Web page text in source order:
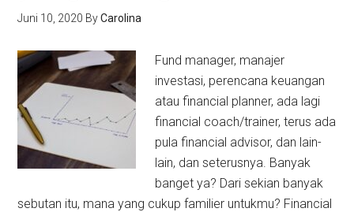
Juni 10, 2020 ByCarolina
Fund manager, manajer
investasi, perencana keuangan
atau financial planner, ada lagi
financial coach/trainer, terus ada
pula financial advisor, dan lain-
lain, dan seterusnya. Banyak
banget ya? Dari sekian banyak
sebutan itu, mana yang cukup familier untukmu? Financial